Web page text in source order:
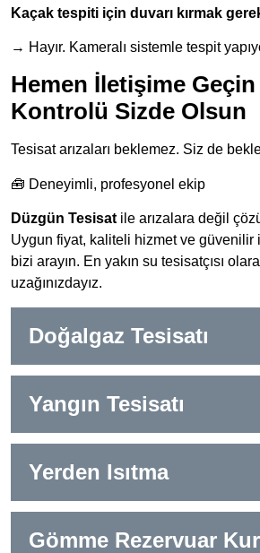
Doğalgaz Tesisatı
Yangın Tesisatı
Yerden Isıtma
Gömme Rezervuar
Kaçak tespiti için duvarı kırmak
→ Hayır. Kameralı sistemle tespit
Hemen İletişime
Kontrolü Sizde Olsun
Tesisat arızaları beklemez. Siz de
🧰 Deneyimli, profesyonel ekip
Düzgün Tesisat ile arızalara değil
Uygun fiyat, kaliteli hizmet ve güvenilir
bizi arayın. En yakın su tesisatçısı
uzağınızdayız.